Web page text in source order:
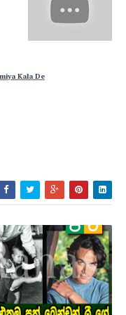
Kala De